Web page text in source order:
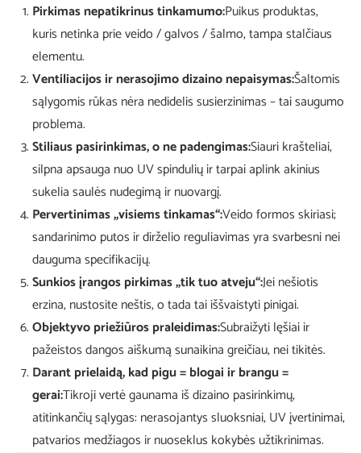
Pirkimas nepatikrinus tinkamumo:Puikus produktas,
kuris netinka prie veido / galvos / šalmo, tampa stalčiaus
elementu.
Ventiliacijos ir nerasojimo dizaino nepaisymas:Šaltomis
sąlygomis rūkas nėra nedidelis susierzinimas – tai saugumo
problema.
Stiliaus pasirinkimas, o ne padengimas:Siauri krašteliai,
silpna apsauga nuo UV spindulių ir tarpai aplink akinius
sukelia saulės nudegimą ir nuovargį.
Pervertinimas „visiems tinkamas“:Veido formos skiriasi;
sandarinimo putos ir dirželio reguliavimas yra svarbesni nei
dauguma specifikacijų.
Sunkios įrangos pirkimas „tik tuo atveju“:Jei nešiotis
erzina, nustosite neštis, o tada tai iššvaistyti pinigai.
Objektyvo priežiūros praleidimas:Subraižyti lęšiai ir
pažeistos dangos aiškumą sunaikina greičiau, nei tikitės.
Darant prielaidą, kad pigu = blogai ir brangu =
gerai:Tikroji vertė gaunama iš dizaino pasirinkimų,
atitinkančių sąlygas: nerasojantys sluoksniai, UV įvertinimai,
patvarios medžiagos ir nuoseklus kokybės užtikrinimas.